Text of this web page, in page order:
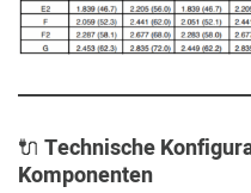
🔌 Technische
Komponenten